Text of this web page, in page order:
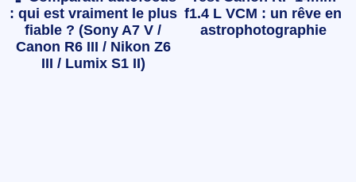
: qui est vraiment le plus
fiable ? (Sony A7 V /
Canon R6 III / Nikon Z6
III / Lumix S1 II)
f1.4 L VCM : un rêve en
astrophotographie